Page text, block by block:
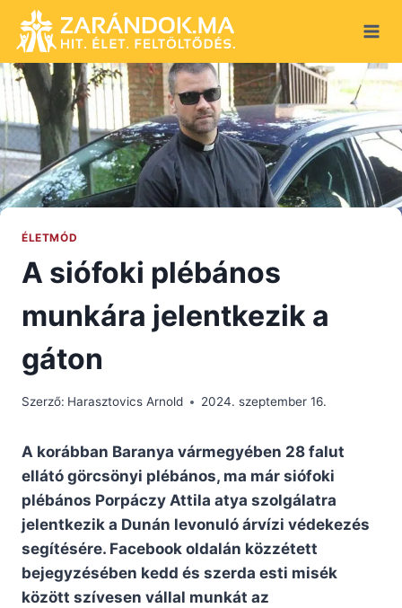
content
ÉLETMÓD
A siófoki plébános
munkára jelentkezik a
gáton
Szerző: Harasztovics Arnold 2024. szeptember 16.
A korábban Baranya vármegyében 28 falut
ellátó görcsönyi plébános, ma már siófoki
plébános Porpáczy Attila atya szolgálatra
jelentkezik a Dunán levonuló árvízi védekezés
segítésére. Facebook oldalán közzétett
bejegyzésében kedd és szerda esti misék
között szívesen vállal munkát az